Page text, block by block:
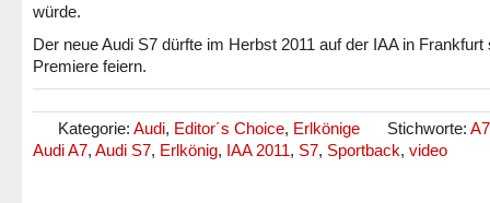
würde.
Der neue Audi S7 dürfte im Herbst 2011 auf der IAA in Frankfurt
Premiere feiern.
Kategorie: Audi, Editor´s Choice, Erlkönige Stichworte: A7
Audi A7, Audi S7, Erlkönig, IAA 2011, S7, Sportback, video